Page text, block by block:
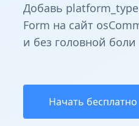
Добавь
Form на сайт
и без головной боли
Начать бесплатно